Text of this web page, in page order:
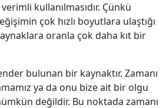
kullanılmasıdır. Çünkü
çok hızlı boyutlara ulaştığı
oranla çok daha kıt bir
bulunan bir kaynaktır. Zamanı
ya da onu bize ait bir olgu
değildir. Bu noktada zamanı